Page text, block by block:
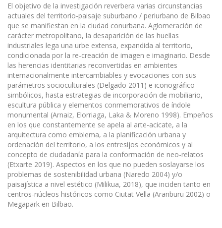
El objetivo de la investigación reverbera varias circunstancias
actuales del territorio-paisaje suburbano / periurbano de Bilbao
que se manifiestan en la ciudad conurbana. Aglomeración de
carácter metropolitano, la desaparición de las huellas
industriales lega una urbe extensa, expandida al territorio,
condicionada por la re-creación de imagen e imaginario. Desde
las herencias identitarias reconvertidas en ambientes
internacionalmente intercambiables y evocaciones con sus
parámetros socioculturales (Delgado 2011) e iconográfico-
simbólicos, hasta estrategias de incorporación de mobiliario,
escultura pública y elementos conmemorativos de índole
monumental (Arnaiz, Elorriaga, Laka & Moreno 1998). Empeños
en los que constantemente se apela al arte-acicate, a la
arquitectura como emblema, a la planificación urbana y
ordenación del territorio, a los entresijos económicos y al
concepto de ciudadanía para la conformación de neo-relatos
(Etxarte 2019). Aspectos en los que no pueden soslayarse los
problemas de sostenibilidad urbana (Naredo 2004) y/o
paisajística a nivel estético (Milikua, 2018), que inciden tanto en
centros-núcleos históricos como Ciutat Vella (Aranburu 2002) o
Megapark en Bilbao.